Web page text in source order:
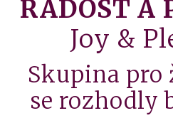
RADOST A
Joy &
Skupina pro
se rozhodly